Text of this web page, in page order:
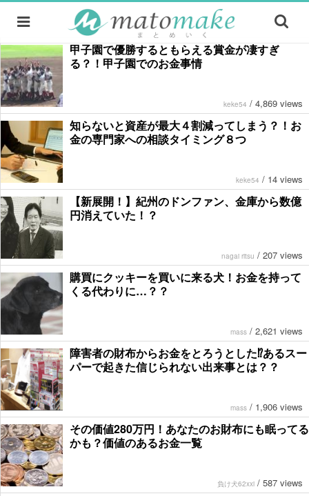
甲子園で優勝するともらえる賞金が凄すぎ
る？！甲子園でのお金事情
keke54 / 4,869 views
知らないと資産が最大４割減ってしまう？！お
金の専門家への相談タイミング８つ
keke54 / 14 views
【新展開！】紀州のドンファン、金庫から数億
円消えていた！？
nagai ritsu / 207 views
購買にクッキーを買いに来る犬！お金を持って
くる代わりに…？？
mass / 2,621 views
障害者の財布からお金をとろうとした⁉︎あるスー
パーで起きた信じられない出来事とは？？
mass / 1,906 views
その価値280万円！あなたのお財布にも眠ってる
かも？価値のあるお金一覧
負け犬62xxi / 587 views